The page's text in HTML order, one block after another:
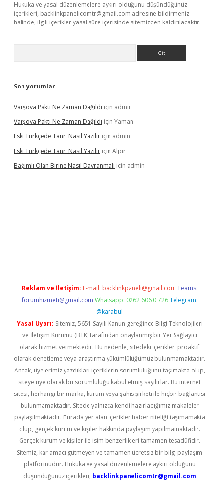
Hukuka ve yasal düzenlemelere aykırı olduğunu düşündüğünüz
içerikleri, backlinkpanelicomtr@gmail.com adresine bildirmeniz
halinde, ilgili içerikler yasal süre içerisinde sitemizden kaldırılacaktır.
Son yorumlar
Varşova Paktı Ne Zaman Dağıldı için admin
Varşova Paktı Ne Zaman Dağıldı için Yaman
Eski Türkçede Tanrı Nasıl Yazılır için admin
Eski Türkçede Tanrı Nasıl Yazılır için Alpır
Bağımlı Olan Birine Nasıl Davranmalı için admin
Reklam ve İletişim: E-mail: backlinkpaneli@gmail.com Teams:
forumhizmeti@gmail.com Whatsapp: 0262 606 0 726 Telegram:
@karabul
Yasal Uyarı: Sitemiz, 5651 Sayılı Kanun gereğince Bilgi Teknolojileri
ve İletişim Kurumu (BTK) tarafından onaylanmış bir Yer Sağlayıcı
olarak hizmet vermektedir. Bu nedenle, sitedeki içerikleri proaktif
olarak denetleme veya araştırma yükümlülüğümüz bulunmamaktadır.
Ancak, üyelerimiz yazdıkları içeriklerin sorumluluğunu taşımakta olup,
siteye üye olarak bu sorumluluğu kabul etmiş sayılırlar. Bu internet
sitesi, herhangi bir marka, kurum veya şahıs şirketi ile hiçbir bağlantısı
bulunmamaktadır. Sitede yalnızca kendi hazırladığımız makaleler
paylaşılmaktadır. Burada yer alan içerikler haber niteliği taşımamakta
olup, gerçek kurum ve kişiler hakkında paylaşım yapılmamaktadır.
Gerçek kurum ve kişiler ile isim benzerlikleri tamamen tesadüfidir.
Sitemiz, kar amacı gütmeyen ve tamamen ücretsiz bir bilgi paylaşım
platformudur. Hukuka ve yasal düzenlemelere aykırı olduğunu
düşündüğünüz içerikleri, backlinkpanelicomtr@gmail.com